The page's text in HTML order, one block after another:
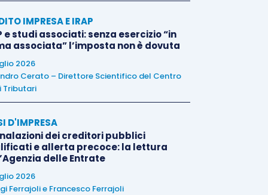
IMPRESA E IRAP
e studi associati: senza esercizio “in
associata” l’imposta non è dovuta
2026
Cerato – Direttore Scientifico del Centro
Tributari
D'IMPRESA
dei creditori pubblici
e allerta precoce: la lettura
delle Entrate
2026
Ferrajolie Francesco Ferrajoli